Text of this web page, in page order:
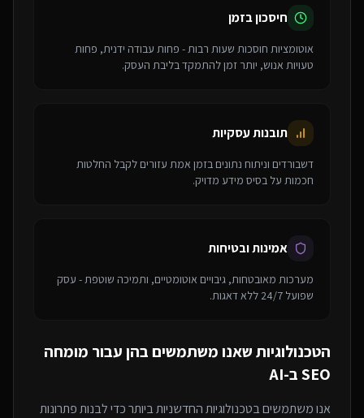
חיסכון בזמן
אוטומציות חוסכות שעות רבות - פחות עבודה ידנית, פחות
טעויות אנוש, יותר זמן להתמקד בליבת העסק.
תובנות עסקיות
דשבורדים וניתוח נתונים בזמן אמת עזורים לקבל החלטות
חכמות על בסיס מידע מדויק.
אמינות ובטיחות
מערכות מאובטחות, גיבויים אוטומטיים, ותמיכה שוטפת - עסק
שפועל 24/7 ללא דאגות.
הטכנולוגיות שאנו משתמשים בהן עבור מומחה
SEO ב-AI
אנו משתמשים בטכנולוגיות החדשניות ביותר כדי לבנות פתרונות